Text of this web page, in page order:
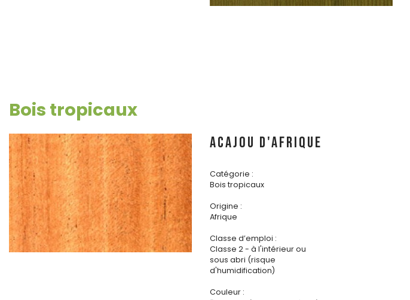
Bois tropicaux
ACAJOU D'AFRIQUE
Catégorie :
Bois tropicaux
Origine :
Afrique
Classe d’emploi :
Classe 2 - à l'intérieur ou
sous abri (risque
d'humidification)
Couleur :